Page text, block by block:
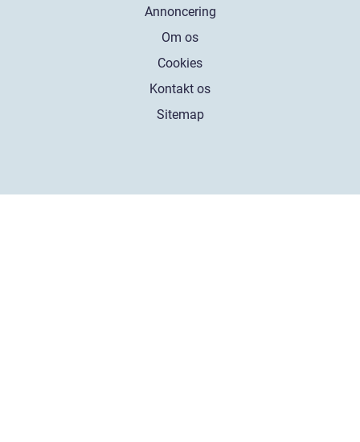
Annoncering
Om os
Cookies
Kontakt os
Sitemap